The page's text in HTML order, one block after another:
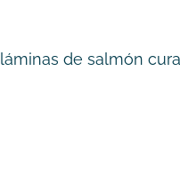
de salmón